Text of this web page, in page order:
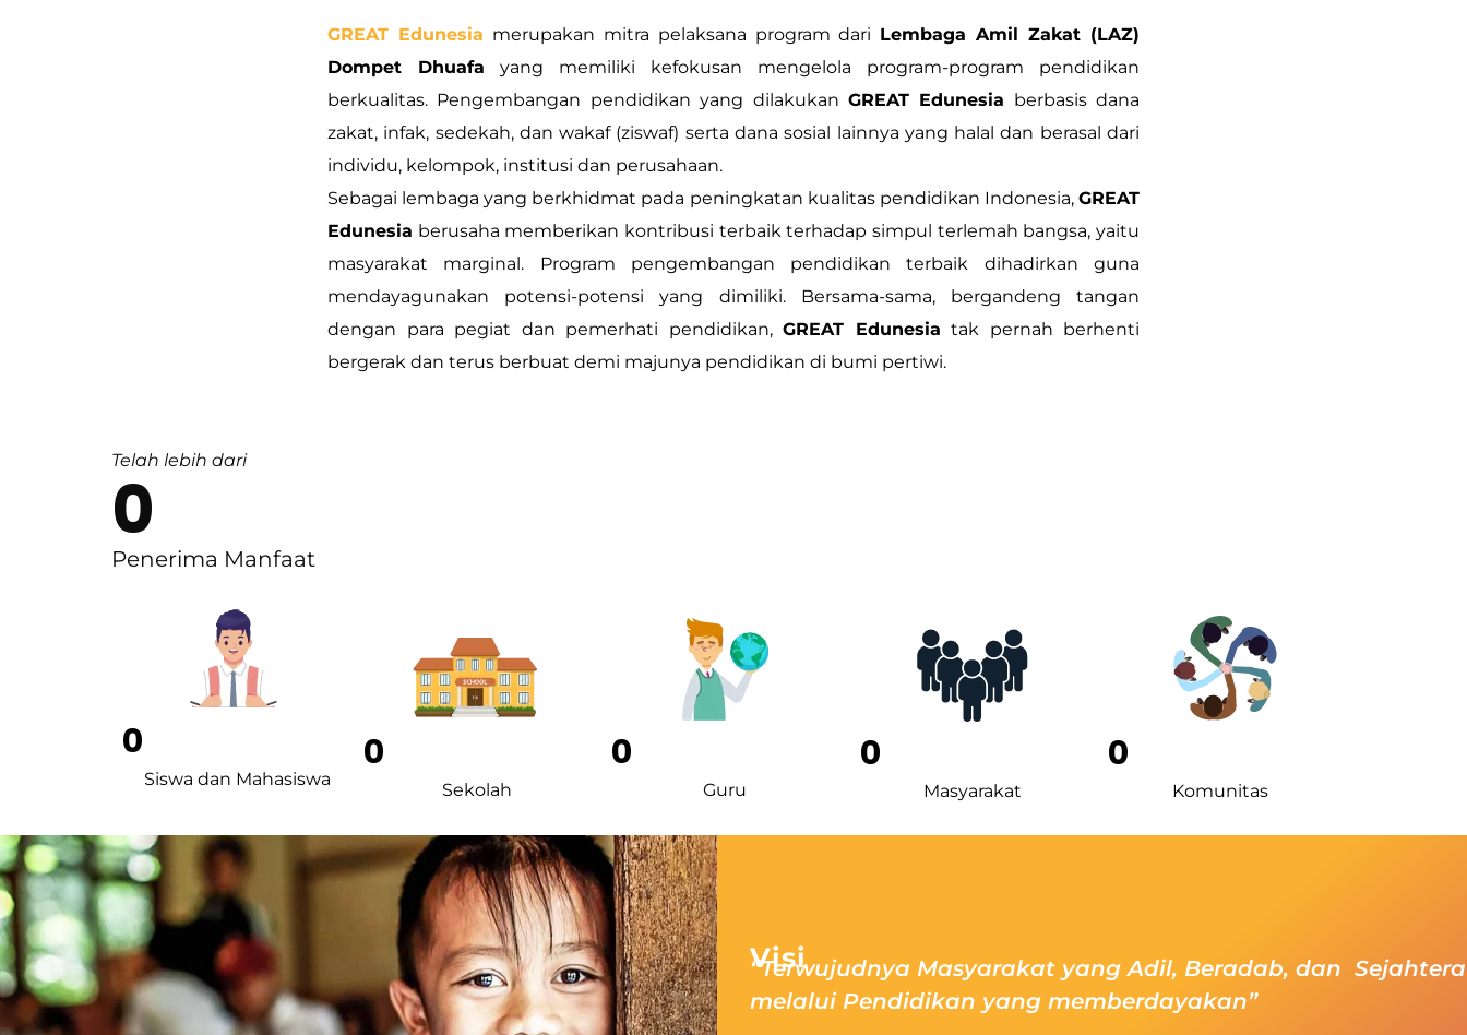
GREAT Edunesia merupakan mitra pelaksana program dari Lembaga Amil Zakat (LAZ)
Dompet Dhuafa yang memiliki kefokusan mengelola program-program pendidikan
berkualitas. Pengembangan pendidikan yang dilakukan GREAT Edunesia berbasis dana
zakat, infak, sedekah, dan wakaf (ziswaf) serta dana sosial lainnya yang halal dan berasal dari
individu, kelompok, institusi dan perusahaan.
Sebagai lembaga yang berkhidmat pada peningkatan kualitas pendidikan Indonesia, GREAT
Edunesia berusaha memberikan kontribusi terbaik terhadap simpul terlemah bangsa, yaitu
masyarakat marginal. Program pengembangan pendidikan terbaik dihadirkan guna
mendayagunakan potensi-potensi yang dimiliki. Bersama-sama, bergandeng tangan
dengan para pegiat dan pemerhati pendidikan, GREAT Edunesia tak pernah berhenti
bergerak dan terus berbuat demi majunya pendidikan di bumi pertiwi.
Telah lebih dari
Penerima Manfaat
0
Siswa dan Mahasiswa
0
Sekolah
0
Guru
0
Masyarakat
0
Komunitas
0
Visi
“Terwujudnya Masyarakat yang Adil, Beradab, dan Sejahtera
melalui Pendidikan yang memberdayakan”